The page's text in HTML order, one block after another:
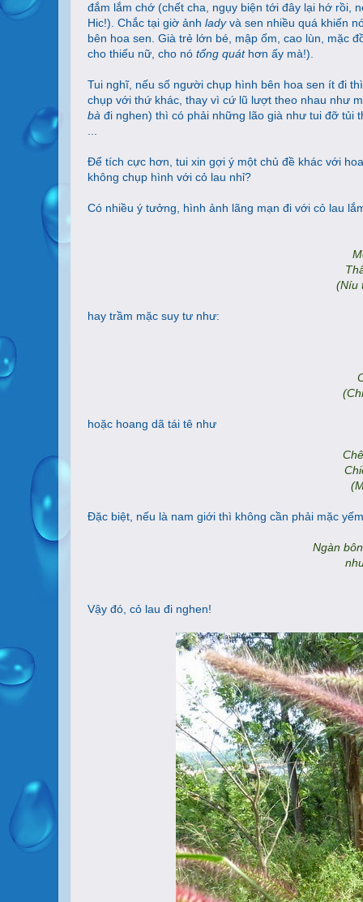
đắm lắm chớ (chết cha, ngụy biện tới đây lại hớ rồi,
Hic!). Chắc tại giờ ảnh ladyvà sen nhiều quá khiến
bên hoa sen. Già trẻ lớn bé, mập ốm, cao lùn, mặc
cho thiếu nữ, cho nó tổng quát hơn ấy mà!).
Tui nghĩ, nếu số người chụp hình bên hoa sen ít đi
chụp với thứ khác, thay vì cứ lũ lượt theo nhau như
bà đi nghen) thì có phải những lão già như tui đỡ tủi
Để tích cực hơn, tui xin gợi ý một chủ đề khác với
không chụp hình với cỏ lau nhỉ?
Có nhiều ý tưởng, hình ảnh lãng mạn đi với cỏ lau
(Níu
hay trầm mặc suy tư như:
hoặc hoang dã tái tê như
Đặc biệt, nếu là nam giới thì không cần phải mặc
Ngàn
Vậy đó, cỏ lau đi nghen!